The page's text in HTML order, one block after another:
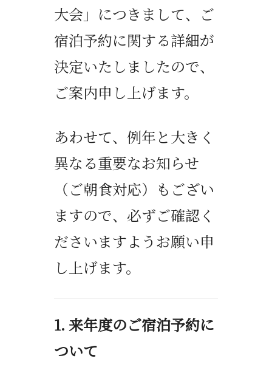
大会」につきまして、ご
宿泊予約に関する詳細が
決定いたしましたので、
ご案内申し上げます。
あわせて、例年と大きく
異なる重要なお知らせ
（ご朝食対応）もござい
ますので、必ずご確認く
ださいますようお願い申
し上げます。
1. 来年度のご宿泊予約に
ついて